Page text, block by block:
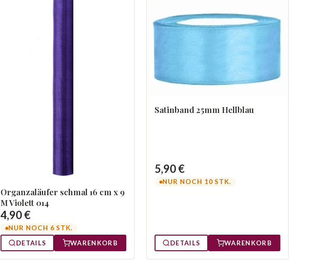
Organzaläufer schmal 16 cm x 9
M Violett 014
4,90 €
NUR NOCH 6 STK.
DETAILS
WARENKORB
Satinband 25mm Hellblau
5,90 €
NUR NOCH 10 STK.
DETAILS WARENKORB